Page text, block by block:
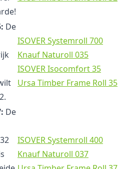
De
ISOVER Systemroll 700
Knauf Naturoll 035
ISOVER Isocomfort 35
Ursa Timber Frame Roll 35
De
ISOVER Systemroll 400
Knauf Naturoll 037